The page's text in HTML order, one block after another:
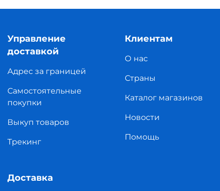
Управление
доставкой
Адрес за границей
Самостоятельные
покупки
Выкуп товаров
Трекинг
Клиентам
О нас
Страны
Каталог магазинов
Новости
Помощь
Доставка